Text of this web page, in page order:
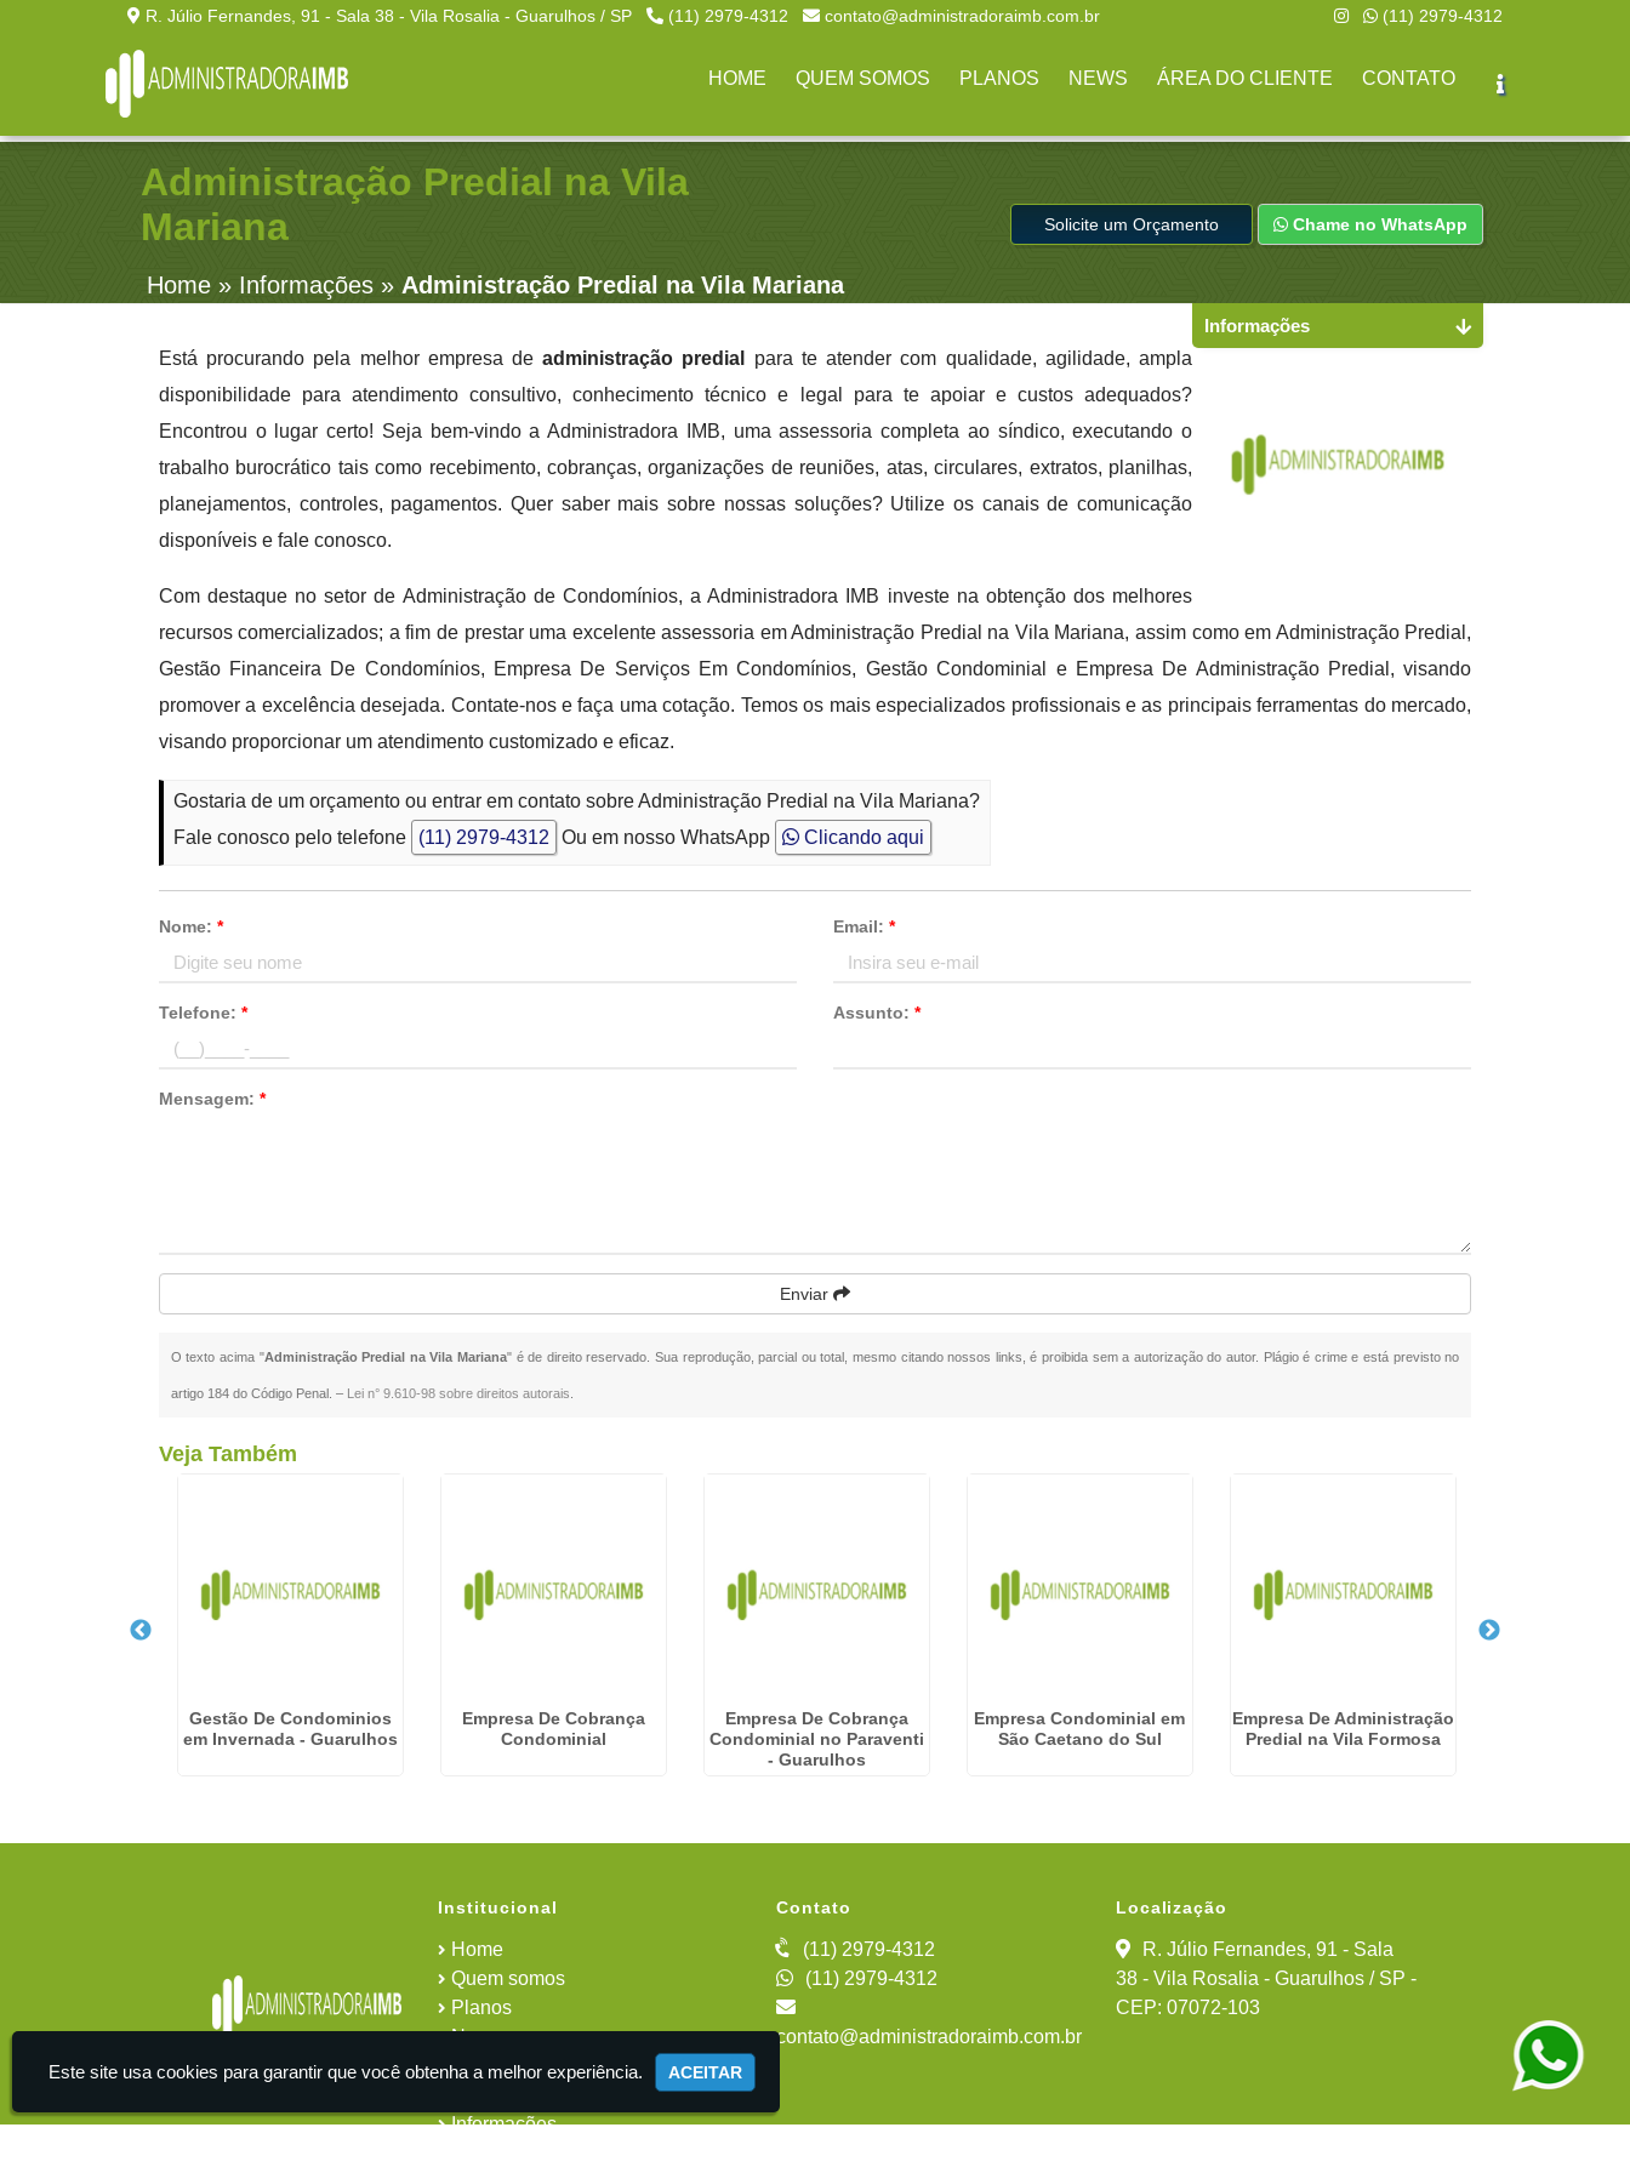
R. Júlio Fernandes, 91 - Sala 38 - Vila Rosalia - Guarulhos / SP (11) 2979-4312 contato@administradoraimb.com.br (11) 2979-4312
HOME QUEM SOMOS PLANOS NEWS ÁREA DO CLIENTE CONTATO
Administração Predial na Vila
Mariana
Home» Informações » Administração Predial na Vila Mariana
Solicite um Orçamento Chame no WhatsApp
Está procurando pela melhor empresa deadministração predial
para te atender com qualidade, agilidade, ampla
disponibilidade para atendimento consultivo, conhecimento técnico e legal para te apoiar e custos adequados?
Encontrou o lugar certo! Seja bem-vindo a Administradora IMB, uma assessoria completa ao síndico, executando o
trabalho burocrático tais como recebimento, cobranças, organizações de reuniões, atas, circulares, extratos, planilhas,
planejamentos, controles, pagamentos. Quer saber mais sobre nossas soluções? Utilize os canais de comunicação
disponíveis e fale conosco.
Com destaque no setor de Administração de Condomínios, a Administradora IMB investe na obtenção dos melhores
recursos comercializados; a fim de prestar uma excelente assessoria em Administração Predial na Vila Mariana, assim como em Administração Predial,
Gestão Financeira De Condomínios, Empresa De Serviços Em Condomínios, Gestão Condominial e Empresa De Administração Predial, visando
promover a excelência desejada. Contate-nos e faça uma cotação. Temos os mais especializados profissionais e as principais ferramentas do mercado,
visando proporcionar um atendimento customizado e eficaz.
Gostaria de um orçamento ou entrar em contato sobre Administração Predial na Vila Mariana?
Fale conosco pelo telefone
(11) 2979-4312 Ou em nosso WhatsApp Clicando aqui
Nome: * Email: *
Telefone: * Assunto: *
Mensagem: *
Enviar
O texto acima "Administração Predial na Vila Mariana" é de direito reservado. Sua reprodução, parcial ou total, mesmo citando nossos links, é proibida sem a autorização do autor. Plágio é crime e está previsto no
artigo 184 do Código Penal. – Lei n° 9.610-98 sobre direitos autorais
Informações
Veja Também
Gestão De Condominios
em Invernada - Guarulhos
Empresa De Cobrança
Condominial
Empresa De Cobrança
Condominial no Paraventi
- Guarulhos
Empresa Condominial em
São Caetano do Sul
Empresa De Administração
Predial na Vila Formosa
Institucional
Home
Quem somos
Planos
News
Área do cliente
Informações
Contato
(11) 2979-4312
(11) 2979-4312
contato@administradoraimb.com.br
Localização
R. Júlio Fernandes, 91 - Sala
38 - Vila Rosalia - Guarulhos / SP -
CEP: 07072-103
Este site usa cookies para garantir que você obtenha a melhor experiência. ACEITAR